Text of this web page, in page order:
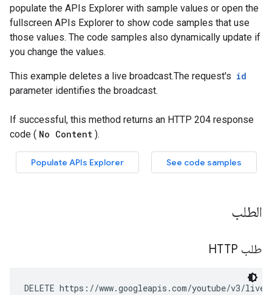
الطلب
طلب HTTP
DELETE https://www.googleapis.com/youtube/v3/